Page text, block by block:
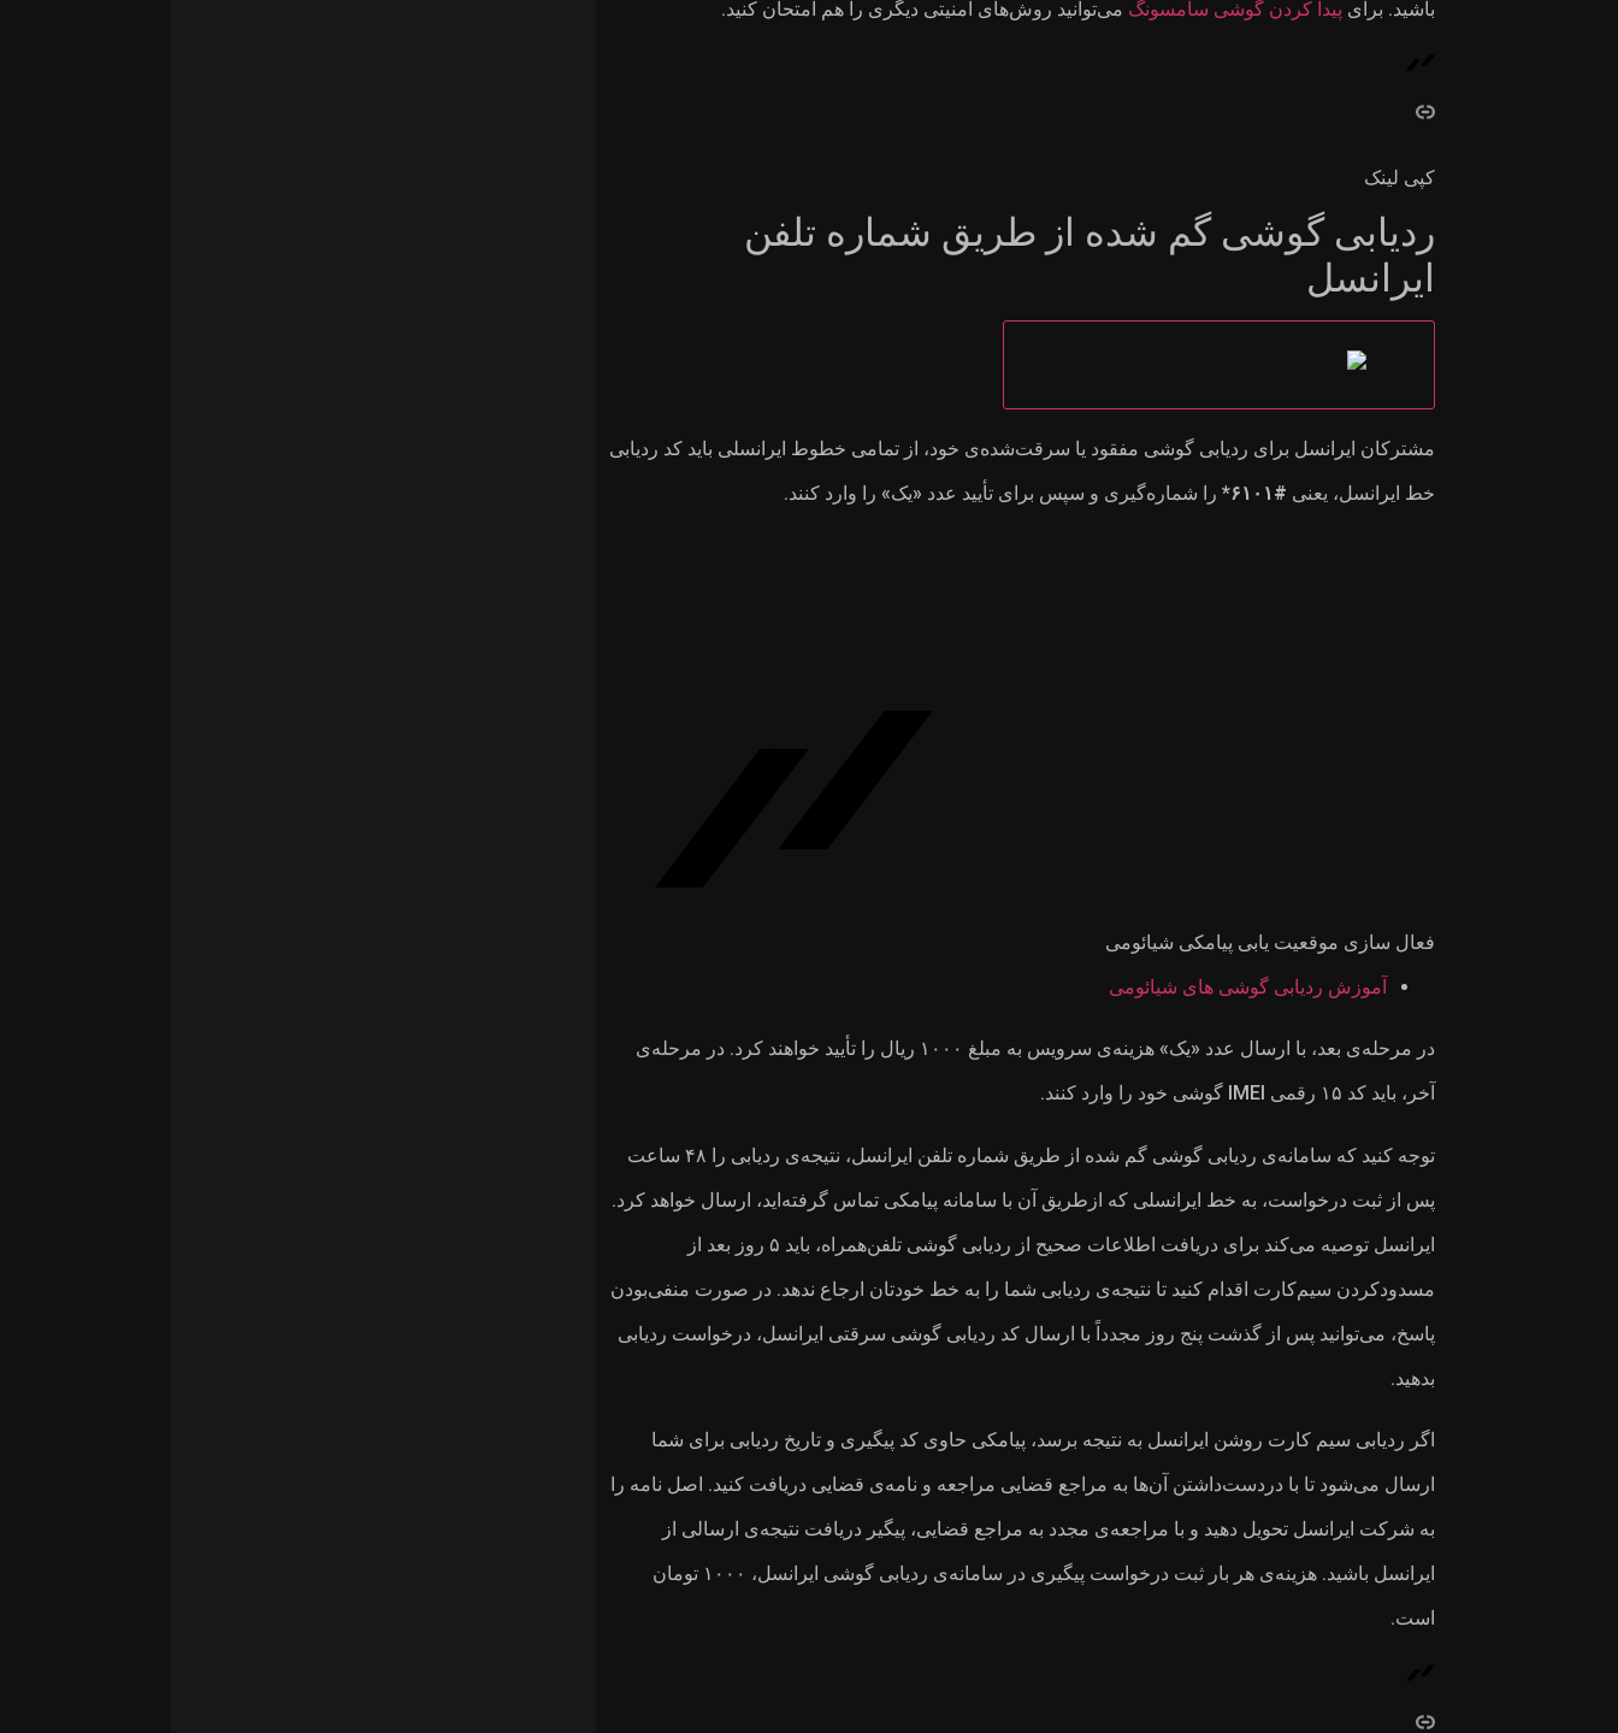
باشید. برای پیدا کردن گوشی سامسونگ می‌توانید روش‌های امنیتی دیگری را هم امتحان کنید.
کپی لینک
ردیابی گوشی گم شده از طریق شماره تلفن
ایرانسل
مشترکان ایرانسل برای ردیابی گوشی مفقود یا سرقت‌شده‌ی خود، از تمامی خطوط ایرانسلی باید کد ردیابی
خط ایرانسل، یعنی #۶۱۰۱* را شماره‌گیری و سپس برای تأیید عدد «یک» را وارد کنند.
فعال سازی موقعیت یابی پیامکی شیائومی
آموزش ردیابی گوشی های شیائومی
در مرحله‌ی بعد، با ارسال عدد «یک» هزینه‌ی سرویس به مبلغ ۱۰۰۰ ریال را تأیید خواهند کرد. در مرحله‌ی
آخر، باید کد ۱۵ رقمی IMEI گوشی خود را وارد کنند.
توجه کنید که سامانه‌ی ردیابی گوشی گم شده از طریق شماره تلفن ایرانسل، نتیجه‌ی ردیابی را ۴۸ ساعت
پس از ثبت درخواست، به خط ایرانسلی که ازطریق آن با سامانه پیامکی تماس گرفته‌اید، ارسال خواهد کرد.
ایرانسل توصیه می‌کند برای دریافت اطلاعات صحیح از ردیابی گوشی تلفن‌همراه، باید ۵ روز بعد از
مسدودکردن سیم‌کارت اقدام کنید تا نتیجه‌ی ردیابی شما را به خط خودتان ارجاع ندهد. در صورت منفی‌بودن
پاسخ، می‌توانید پس از گذشت پنج روز مجدداً با ارسال کد ردیابی گوشی سرقتی ایرانسل، درخواست ردیابی
بدهید.
اگر ردیابی سیم کارت روشن ایرانسل به نتیجه برسد، پیامکی حاوی کد پیگیری و تاریخ ردیابی برای شما
ارسال می‌شود تا با دردست‌داشتن آن‌ها به مراجع قضایی مراجعه و نامه‌ی قضایی دریافت کنید. اصل نامه را
به شرکت ایرانسل تحویل دهید و با مراجعه‌ی مجدد به مراجع قضایی، پیگیر دریافت نتیجه‌ی ارسالی از
ایرانسل باشید. هزینه‌ی هر بار ثبت درخواست پیگیری در سامانه‌ی ردیابی گوشی ایرانسل، ۱۰۰۰ تومان
است.